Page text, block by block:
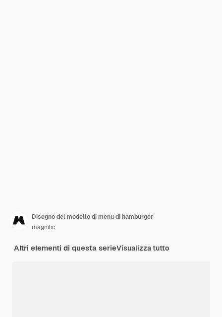
Disegno del modello di menu di hamburger
magnific
Altri elementi di questa serieVisualizza tutto